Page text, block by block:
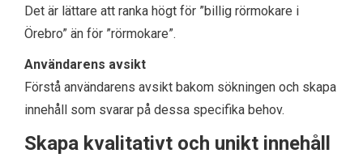
Det är lättare att ranka högt för ”billig rörmokare i
Örebro” än för ”rörmokare”.
Användarens avsikt
Förstå användarens avsikt bakom sökningen och skapa
innehåll som svarar på dessa specifika behov.
Skapa kvalitativt och unikt innehåll